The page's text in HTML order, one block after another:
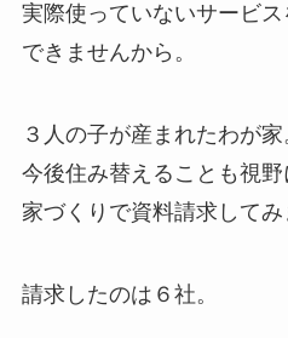
実際使っていないサービ
できませんから。
３人の子が産まれたわが家
今後住み替えることも視
家づくりで資料請求してみ
請求したのは６社。